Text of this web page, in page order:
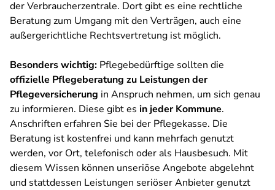
der Verbraucherzentrale. Dort gibt es eine rechtliche
Beratung zum Umgang mit den Verträgen, auch eine
außergerichtliche Rechtsvertretung ist möglich.
Besonders wichtig: Pflegebedürftige sollten die
offizielle Pflegeberatung zu Leistungen der
Pflegeversicherung in Anspruch nehmen, um sich genau
zu informieren. Diese gibt es in jeder Kommune.
Anschriften erfahren Sie bei der Pflegekasse. Die
Beratung ist kostenfrei und kann mehrfach genutzt
werden, vor Ort, telefonisch oder als Hausbesuch. Mit
diesem Wissen können unseriöse Angebote abgelehnt
und stattdessen Leistungen seriöser Anbieter genutzt